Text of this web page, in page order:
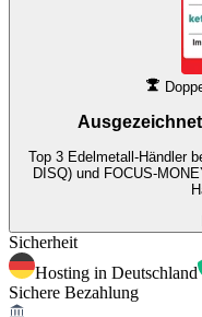
Top 3 Edelmetall-Händler
DISQ) und FOCUS-
Sicherheit
Hosting in Deutschland
Sichere Bezahlung